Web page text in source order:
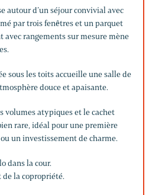
autour d’un séjour convivial avec
par trois fenêtres et un parquet
avec rangements sur mesure mène
sous les toits accueille une salle de
douce et apaisante.
volumes atypiques et le cachet
rare, idéal pour une première
un investissement de charme.
dans la cour.
de la copropriété.